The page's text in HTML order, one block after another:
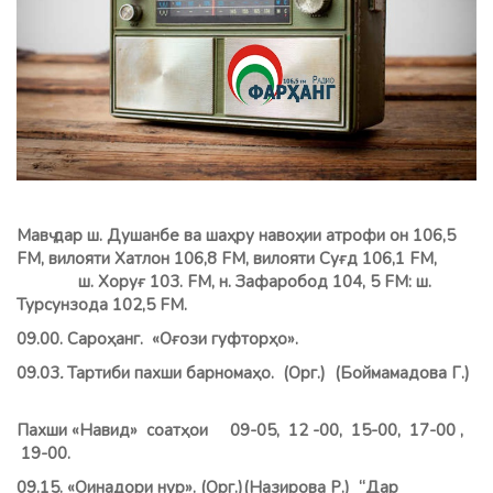
Мавҷ дар ш. Душанбе ва шаҳру навоҳии атрофи он 106,5
FM, вилояти Хатлон 106,8 FМ, вилояти Суғд 106,1 FM,
ш. Хоруғ 103. FM, н. Зафаробод 104, 5 FM: ш.
Турсунзода 102,5 FM.
09.00. Сароҳанг. «Оғози гуфторҳо».
09.03.Тартиби пахши барномаҳо. (Орг.) (Боймамадова Г.)
Пахши «Навид» соатҳои 09-05, 12 -00, 15-00, 17-00 ,
19-00.
09.15. «Оинадори нур». (Орг.)(Назирова Р.) “Дар